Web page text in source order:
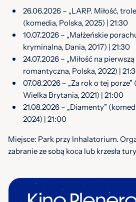
26.06.2026 – „LARP. Miłość,
(komedia, Polska, 2025) | 21:30
10.07.2026 – „Małżeńskie
kryminalna, Dania, 2017) | 21:30
24.07.2026 – „Miłość na
romantyczna, Polska, 2022) |
07.08.2026 – „Za rok o tej
Wielka Brytania, 2021) | 21:00
21.08.2026 – „Diamenty”
2024) | 21:00
Miejsce: Park przy Inhalatorium.
zabranie ze sobą koca lub krzesła